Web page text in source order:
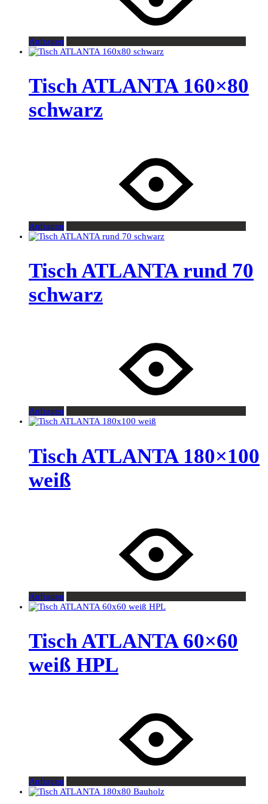
Anfragen
Tisch ATLANTA 160×80
schwarz
Anfragen
Tisch ATLANTA rund 70
schwarz
Anfragen
Tisch ATLANTA 180×100
weiß
Anfragen
Tisch ATLANTA 60×60
weiß HPL
Anfragen